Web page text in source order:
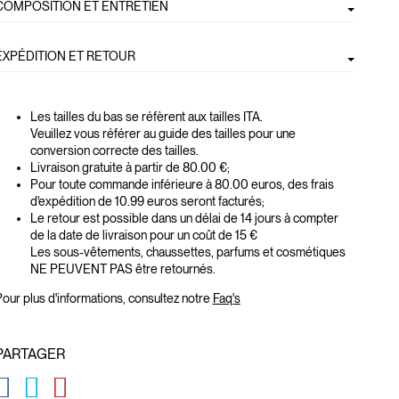
ET ENTRETIEN
ET RETOUR
Les tailles du bas se réfèrent aux tailles ITA.
Veuillez vous référer au guide des tailles pour une
conversion correcte des tailles.
Livraison gratuite à partir de 80.00 €;
Pour toute commande inférieure à 80.00 euros, des frais
d'expédition de 10.99 euros seront facturés;
Le retour est possible dans un délai de 14 jours à compter
de la date de livraison pour un coût de 15 €
Les sous-vêtements, chaussettes, parfums et cosmétiques
NE PEUVENT PAS être retournés.
plus d'informations, consultez notre Faq's